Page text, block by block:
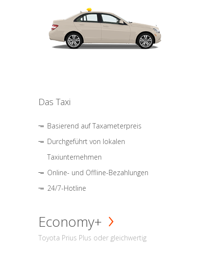
Das Taxi
Basierend auf Taxameterpreis
Durchgeführt von lokalen
Taxiunternehmen
Online- und Offline-Bezahlungen
24/7-Hotline
Economy+
Toyota Prius Plus oder gleichwertig